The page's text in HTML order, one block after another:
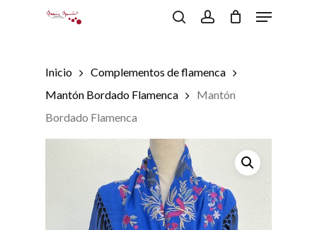
Menu
Inicio
Complementos de flamenca
Mantón Bordado Flamenca
Mantón
Bordado Flamenca